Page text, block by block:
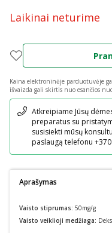
Laikinai neturime
Kaina elektroninėje parduotuvėje
išvaizda gali skirtis nuo esančios
Pranešimas
Atkreipiame Jūsų
preparatus su
susisiekti mūsų
paslaugą telefonu
Aprašymas
Vaisto stiprumas: 50mg/g
Vaisto veiklioji medžiaga: